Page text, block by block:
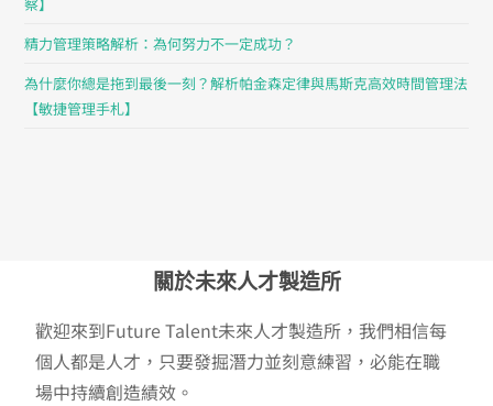
精力管理策略解析：為何努力不一定成功？
為什麼你總是拖到最後一刻？解析帕金森定律與馬斯克高效時間管理法
【敏捷管理手札】
關於未來人才製造所
歡迎來到Future Talent未來人才製造所，我們相信每
個人都是人才，只要發掘潛力並刻意練習，必能在職
場中持續創造績效。